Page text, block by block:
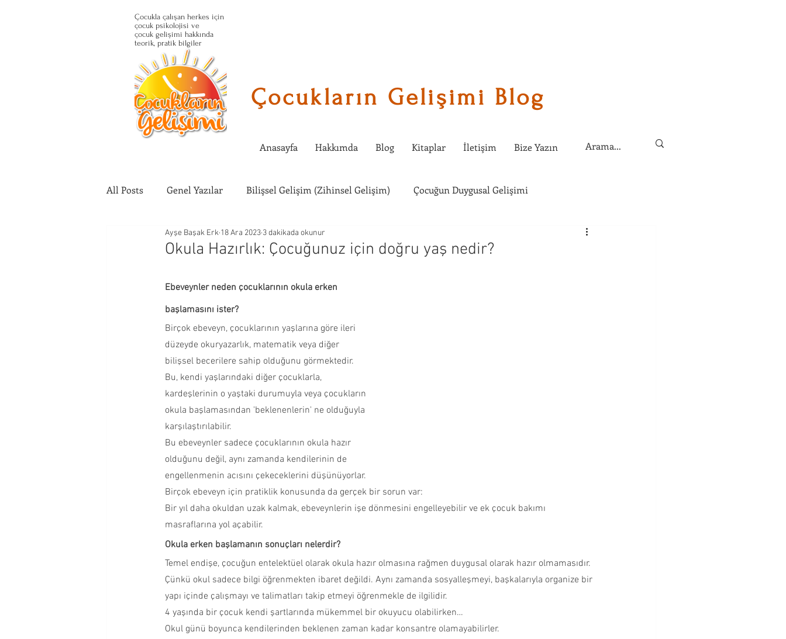
Çocukla çalışan herkes için
çocuk psikolojisi ve
çocuk gelişimi hakkında
teorik, pratik bilgiler
Çocukların Gelişimi Blog
Anasayfa Hakkımda Blog Kitaplar İletişim Bize Yazın
All Posts Genel Yazılar Bilişsel Gelişim (Zihinsel Gelişim) Çocuğun Duygusal Gelişimi
Çocuğun Fiziksel Gelişimi Çocuklarda Sosyal Gelişim
Okul Çağı Dönemi Okul Öncesi Dönemi
Çocuğumla İletişim Kurmak Çocuğuma Nasıl Davranmalıyım?
Ergenlik Dönemi
Okula Hazırlık: Çocuğunuz için doğru yaş nedir?
Ayşe Başak Erk 18 Ara 2023 3 dakikada okunur
Ebeveynler neden çocuklarının okula erken
başlamasını ister?
Birçok ebeveyn, çocuklarının yaşlarına göre ileri
düzeyde okuryazarlık, matematik veya diğer
bilişsel becerilere sahip olduğunu görmektedir.
Bu, kendi yaşlarındaki diğer çocuklarla,
kardeşlerinin o yaştaki durumuyla veya çocukların
okula başlamasından 'beklenenlerin' ne olduğuyla
karşılaştırılabilir.
Bu ebeveynler sadece çocuklarının okula hazır
olduğunu değil, aynı zamanda kendilerinin de
engellenmenin acısını çekeceklerini düşünüyorlar.
Birçok ebeveyn için pratiklik konusunda da gerçek bir sorun var:
Bir yıl daha okuldan uzak kalmak, ebeveynlerin işe dönmesini engelleyebilir ve ek çocuk bakımı
masraflarına yol açabilir.
Okula erken başlamanın sonuçları nelerdir?
Temel endişe, çocuğun entelektüel olarak okula hazır olmasına rağmen duygusal olarak hazır olmamasıdır.
Çünkü okul sadece bilgi öğrenmekten ibaret değildi. Aynı zamanda sosyalleşmeyi, başkalarıyla organize bir
yapı içinde çalışmayı ve talimatları takip etmeyi öğrenmekle de ilgilidir.
4 yaşında bir çocuk kendi şartlarında mükemmel bir okuyucu olabilirken…
Okul günü boyunca kendilerinden beklenen zaman kadar konsantre olamayabilirler.